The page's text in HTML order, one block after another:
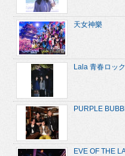
天女神樂
Lala 青春ロッ
PURPLE
EVE OF THE